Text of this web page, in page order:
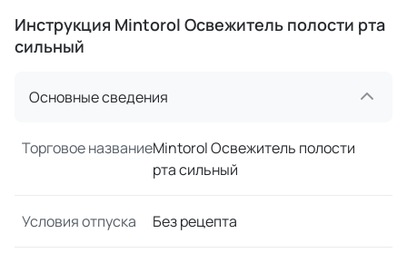
Инструкция Mintorol Освежитель полости рта
сильный
Основные сведения
Торговое названиеMintorol Освежитель полости
рта сильный
Условия отпуска Без рецепта